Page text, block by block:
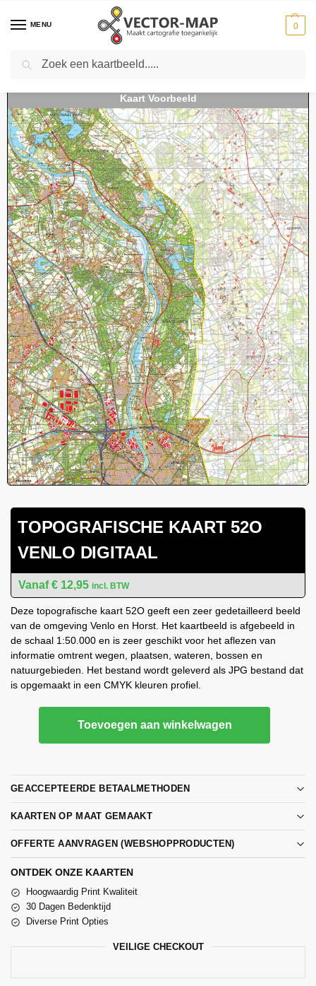
MENU 0
Home Kaarten - Topografische kaarten
TOPOGRAFISCHE KAART 52O
VENLO DIGITAAL
€ 12,95 incl. BTW
Deze topografische kaart 52O geeft een zeer gedetailleerd beeld
van de omgeving Venlo en Horst. Het kaartbeeld is afgebeeld in
de schaal 1:50.000 en is zeer geschikt voor het aflezen van
informatie omtrent wegen, plaatsen, wateren, bossen en
natuurgebieden. Het bestand wordt geleverd als JPG bestand dat
is opgemaakt in een CMYK kleuren profiel.
Toevoegen aan winkelwagen
GEACCEPTEERDE BETAALMETHODEN
KAARTEN OP MAAT GEMAAKT
OFFERTE AANVRAGEN (WEBSHOPPRODUCTEN)
ONTDEK ONZE KAARTEN
Hoogwaardig Print Kwaliteit
30 Dagen Bedenktijd
Diverse Print Opties
VEILIGE CHECKOUT